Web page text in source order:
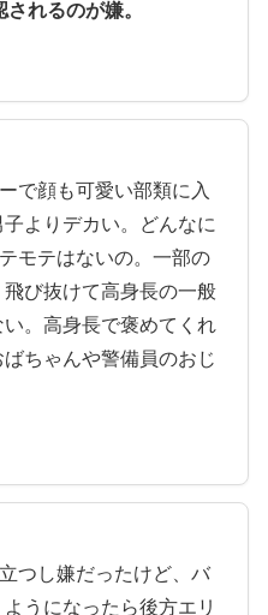
れるのが嫌。
で顔も可愛い部類に入
よりデカい。どんなに
モテはないの。一部の
び抜けて高身長の一般
。高身長で褒めてくれ
ちゃんや警備員のおじ
つし嫌だったけど、バ
うになったら後方エリ